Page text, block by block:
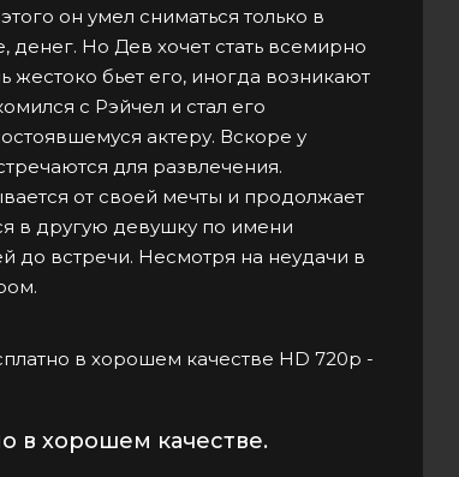
он умел сниматься только в
Но Дев хочет стать всемирно
жестоко бьет его, иногда возникают
с Рэйчел и стал его
актеру. Вскоре у
для развлечения.
от своей мечты и продолжает
в другую девушку по имени
до встречи. Несмотря на неудачи в
в хорошем качестве HD 720p -
в хорошем качестве.